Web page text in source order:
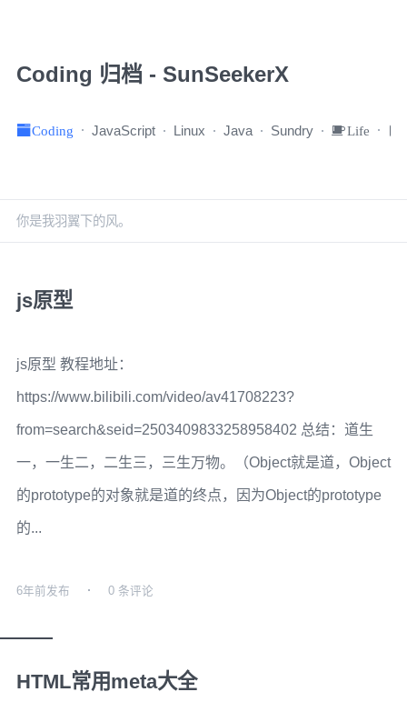
Coding 归档 - SunSeekerX
Coding JavaScript Linux Java Sundry Life
你是我羽翼下的风。
js原型
js原型 教程地址：
https://www.bilibili.com/video/av41708223?
from=search&seid=2503409833258958402 总结：道生
一，一生二，二生三，三生万物。（Object就是道，Object
的prototype的对象就是道的终点，因为Object的prototype
的...
6年前发布 0 条评论
HTML常用meta大全